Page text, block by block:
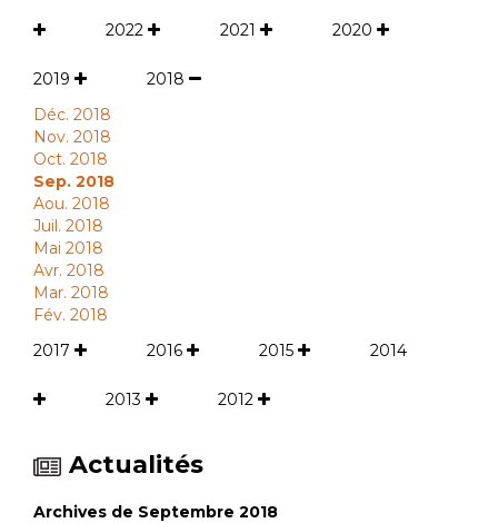
2022 2021 2020
2019
2018
Déc. 2018
Nov. 2018
Oct. 2018
Sep. 2018
Aou. 2018
Juil. 2018
Mai 2018
Avr. 2018
Mar. 2018
Fév. 2018
2017
2016 2015 2014
2013 2012
Actualités
Archives de Septembre 2018